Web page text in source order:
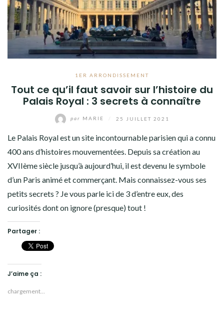
1ER ARRONDISSEMENT
Tout ce qu’il faut savoir sur l’histoire du
Palais Royal : 3 secrets à connaître
par MARIE 25 JUILLET 2021
Le Palais Royal est un site incontournable parisien qui a connu
400 ans d’histoires mouvementées. Depuis sa création au
XVIIème siècle jusqu’à aujourd’hui, il est devenu le symbole
d’un Paris animé et commerçant. Mais connaissez-vous ses
petits secrets ? Je vous parle ici de 3 d’entre eux, des
curiosités dont on ignore (presque) tout !
Partager :
J’aime ça :
chargement…